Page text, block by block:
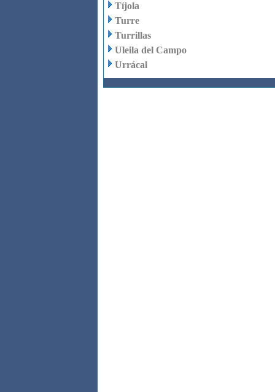
Tíjola
Turre
Turrillas
Uleila del Campo
Urrácal